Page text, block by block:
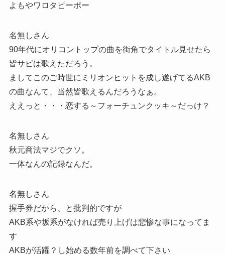
よもやワロタピーポー
名無しさん
90年代にオリコントップの曲を街角でタイトル見せたら
皆サビは歌えただろう。
ましてこのご時世にミリオンヒットを成し遂げてるAKB
の曲なんて、当然皆歌えるんだろうなぁ。
ええっと・・・恋する～フォーチュンクッキ～だっけ？
名無しさん
秋元商法マジでクソ。
一体なんの記録なんだ。
名無しさん
握手券だから、と批判的ですが
AKB系や坂系がなければ売り上げは悲惨な事になってま
す
AKBが活躍？し始める数年前を調べて下さい